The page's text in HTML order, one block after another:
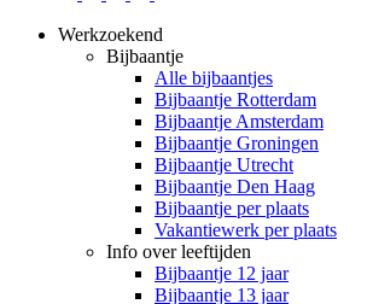
Werkzoekend
Bijbaantje
Alle bijbaantjes
Bijbaantje Rotterdam
Bijbaantje Amsterdam
Bijbaantje Groningen
Bijbaantje Utrecht
Bijbaantje Den Haag
Bijbaantje per plaats
Vakantiewerk per plaats
Info over leeftijden
Bijbaantje 12 jaar
Bijbaantje 13 jaar